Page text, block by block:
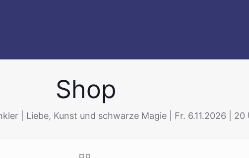
Shop
| Liebe, Kunst und schwarze Magie | Fr. 6.11.2026 | 20